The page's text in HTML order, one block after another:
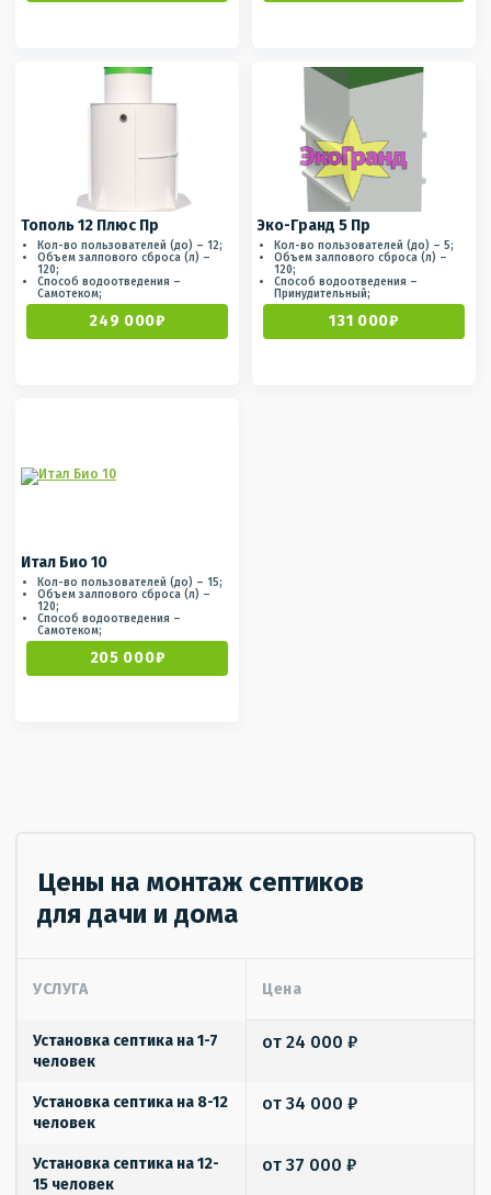
Тополь 12 Плюс Пр
Кол-во пользователей (до) – 12;
Объем залпового сброса (л) –
120;
Способ водоотведения –
Самотеком;
249 000₽
Эко-Гранд 5 Пр
Кол-во пользователей (до) – 5;
Объем залпового сброса (л) –
120;
Способ водоотведения –
Принудительный;
131 000₽
Итал Био 10
Кол-во пользователей (до) – 15;
Объем залпового сброса (л) –
120;
Способ водоотведения –
Самотеком;
205 000₽
Цены на монтаж септиков
для дачи и дома
УСЛУГА
Установка септика на 1-7
человек
Установка септика на 8-12
человек
Установка септика на 12-
15 человек
Цена
от 24 000 ₽
от 34 000 ₽
от 37 000 ₽